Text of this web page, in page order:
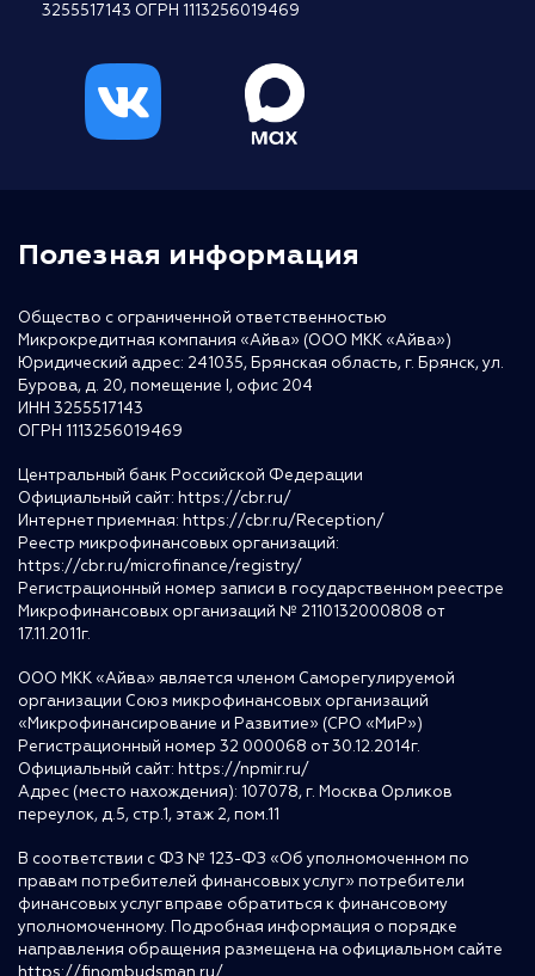
3255517143 ОГРН 1113256019469
Полезная информация
Общество с ограниченной ответственностью
Микрокредитная компания «Айва» (ООО МКК «Айва»)
Юридический адрес: 241035, Брянская область, г. Брянск, ул.
Бурова, д. 20, помещение I, офис 204
ИНН 3255517143
ОГРН 1113256019469
Центральный банк Российской Федерации
Официальный сайт: https://cbr.ru/
Интернет приемная: https://cbr.ru/Reception/
Реестр микрофинансовых организаций:
https://cbr.ru/microfinance/registry/
Регистрационный номер записи в государственном реестре
Микрофинансовых организаций № 2110132000808 от
17.11.2011г.
ООО МКК «Айва» является членом Саморегулируемой
организации Союз микрофинансовых организаций
«Микрофинансирование и Развитие» (СРО «МиР»)
Регистрационный номер 32 000068 от 30.12.2014г.
Официальный сайт: https://npmir.ru/
Адрес (место нахождения): 107078, г. Москва Орликов
переулок, д.5, стр.1, этаж 2, пом.11
В соответствии с ФЗ № 123-ФЗ «Об уполномоченном по
правам потребителей финансовых услуг» потребители
финансовых услуг вправе обратиться к финансовому
уполномоченному. Подробная информация о порядке
направления обращения размещена на официальном сайте